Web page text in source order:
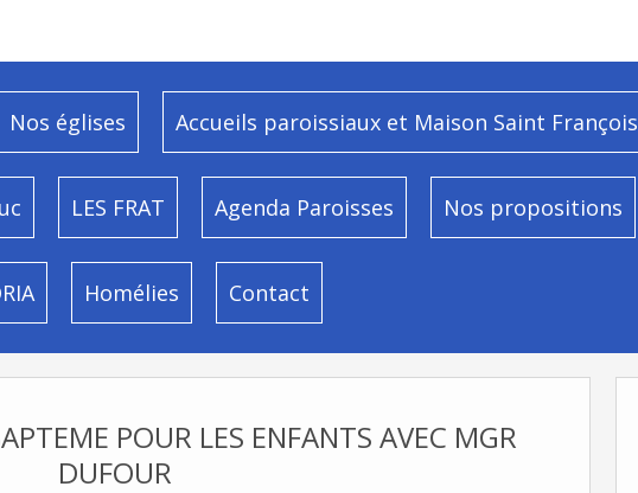
Nos églises Accueils paroissiaux et Maison Saint François
LES FRAT Agenda Paroisses Nos propositions
Homélies Contact
POUR LES ENFANTS AVEC MGR
DUFOUR